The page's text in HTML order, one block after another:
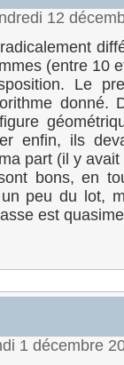
12
(entre 10
Le
donné.
enfin, ils
part (il y
bons, en
peu du lot,
est
1 décembre